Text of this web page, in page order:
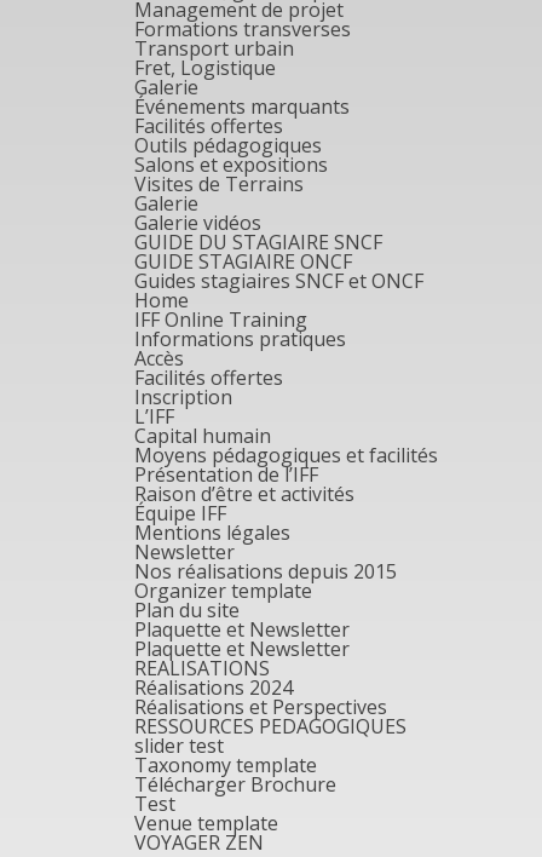
Management de projet
Formations transverses
Transport urbain
Fret, Logistique
Galerie
Événements marquants
Facilités offertes
Outils pédagogiques
Salons et expositions
Visites de Terrains
Galerie
Galerie vidéos
GUIDE DU STAGIAIRE SNCF
GUIDE STAGIAIRE ONCF
Guides stagiaires SNCF et ONCF
Home
IFF Online Training
Informations pratiques
Accès
Facilités offertes
Inscription
L’IFF
Capital humain
Moyens pédagogiques et facilités
Présentation de l’IFF
Raison d’être et activités
Équipe IFF
Mentions légales
Newsletter
Nos réalisations depuis 2015
Organizer template
Plan du site
Plaquette et Newsletter
Plaquette et Newsletter
REALISATIONS
Réalisations 2024
Réalisations et Perspectives
RESSOURCES PEDAGOGIQUES
slider test
Taxonomy template
Télécharger Brochure
Test
Venue template
VOYAGER ZEN